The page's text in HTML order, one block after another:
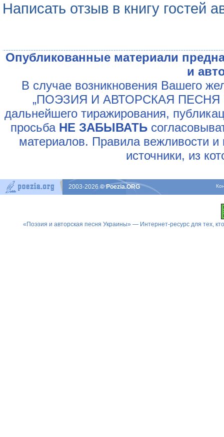
Написать отзыв в книгу гостей
Опубликованные материали
и
В случае возникновения Вашего
„ПОЭЗИЯ И АВТОРСКАЯ ПЕСНЯ
дальнейшего тиражирования,
просьба НЕ ЗАБЫВАТЬ
материалов. Правила вежливости и
источники, из
2003-2026© Poezia.ORG
«Поэзия и авторская песня Украины» — Интернет-ресурс для тех,